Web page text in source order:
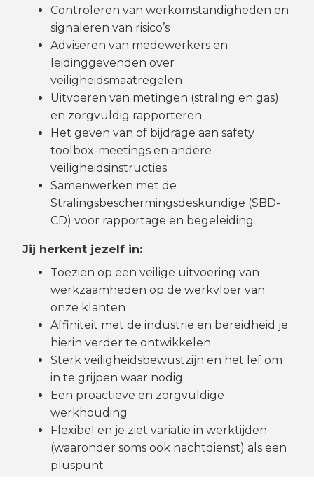
Controleren van werkomstandigheden en
signaleren van risico’s
Adviseren van medewerkers en
leidinggevenden over
veiligheidsmaatregelen
Uitvoeren van metingen (straling en gas)
en zorgvuldig rapporteren
Het geven van of bijdrage aan safety
toolbox-meetings en andere
veiligheidsinstructies
Samenwerken met de
Stralingsbeschermingsdeskundige (SBD-
CD) voor rapportage en begeleiding
Jij herkent jezelf in:
Toezien op een veilige uitvoering van
werkzaamheden op de werkvloer van
onze klanten
Affiniteit met de industrie en bereidheid je
hierin verder te ontwikkelen
Sterk veiligheidsbewustzijn en het lef om
in te grijpen waar nodig
Een proactieve en zorgvuldige
werkhouding
Flexibel en je ziet variatie in werktijden
(waaronder soms ook nachtdienst) als een
pluspunt